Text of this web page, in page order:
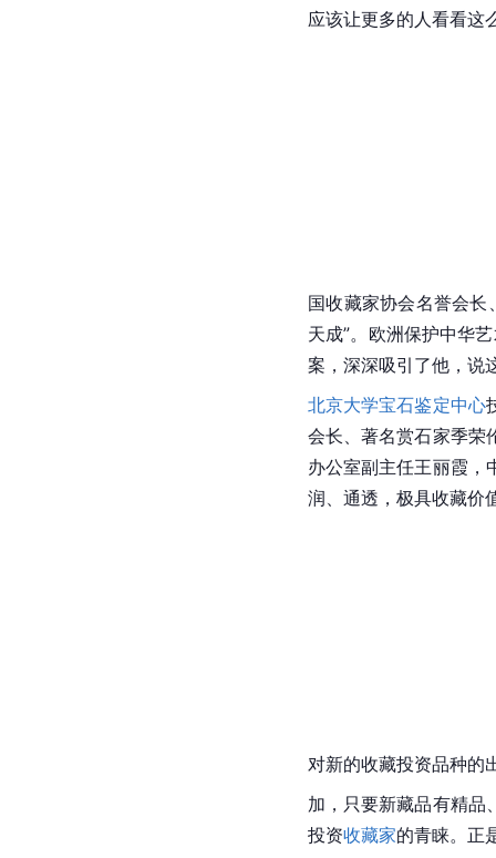
应该让更多的人看看这
国收藏家协会名誉会
天成”。 欧洲保护中华
案，深深吸引了他，说
北京大学宝石鉴定中心
会长、著名赏石家季荣
办公室副主任王丽霞，
润、通透，极具收藏价
对新的收藏投资品种的
加，只要新藏品有精品
投资收藏家的青睐。正